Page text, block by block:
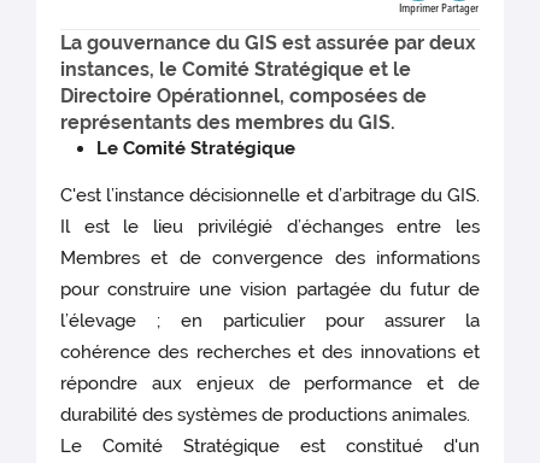
Imprimer Partager
La gouvernance du GIS est assurée par deux
instances, le Comité Stratégique et le
Directoire Opérationnel, composées de
représentants des membres du GIS.
Le Comité Stratégique
C'est l’instance décisionnelle et d’arbitrage du GIS.
Il est le lieu privilégié d’échanges entre les
Membres et de convergence des informations
pour construire une vision partagée du futur de
l’élevage ; en particulier pour assurer la
cohérence des recherches et des innovations et
répondre aux enjeux de performance et de
durabilité des systèmes de productions animales.
Le Comité Stratégique est constitué d'un